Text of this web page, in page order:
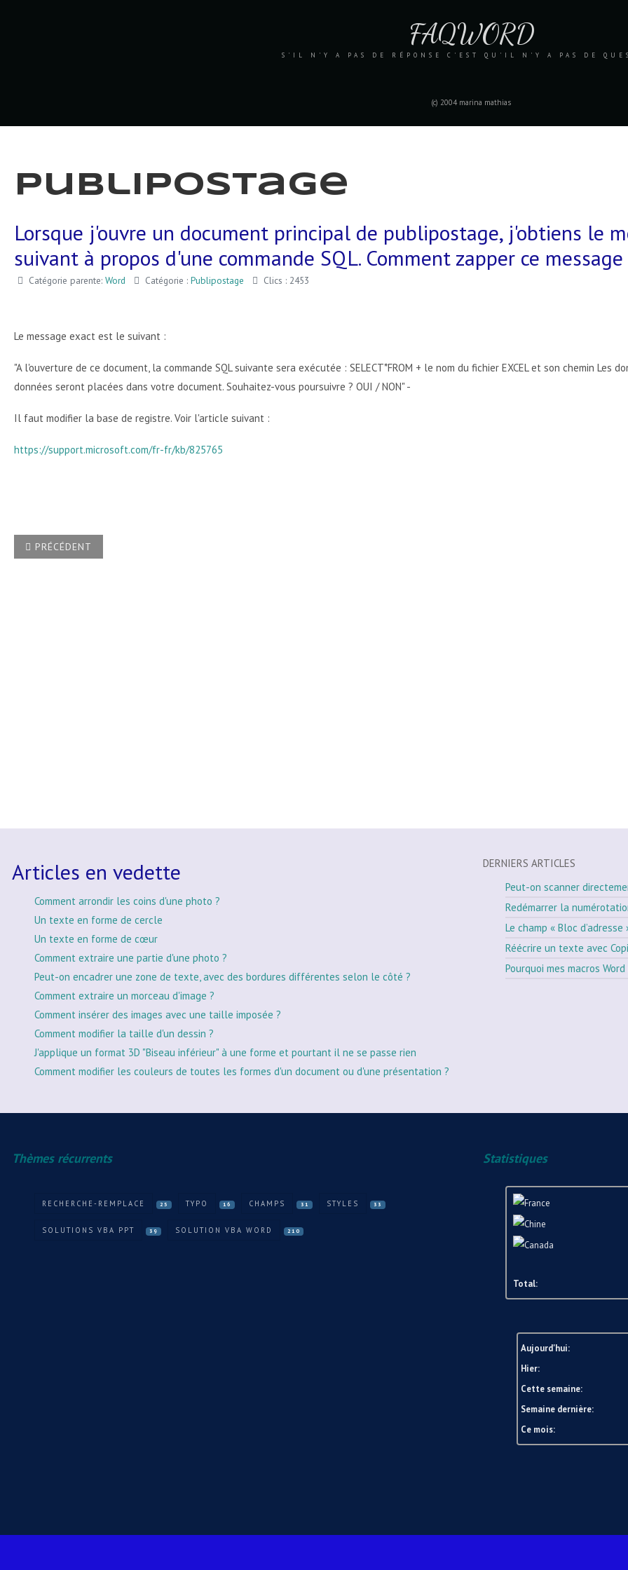
FAQWORD
S'IL N'Y A PAS DE RÉPONSE C'EST QU'IL N'Y A PAS DE
(c) 2004 marina mathias
Publipostage
Lorsque j'ouvre un document principal de publipostage, j'obtiens le
suivant à propos d'une commande SQL. Comment zapper ce message
Catégorie parente: Word Catégorie : Publipostage Clics : 2453
Le message exact est le suivant :
"A l'ouverture de ce document, la commande SQL suivante sera exécutée : SELECT*FROM + le nom du fichier EXCEL et son chemin Les
données seront placées dans votre document. Souhaitez-vous poursuivre ? OUI / NON" -
Il faut modifier la base de registre. Voir l'article suivant :
https://support.microsoft.com/fr-fr/kb/825765
ARTICLE PRÉCÉDENT : LORS D'UNE FUSION WORD//EXCEL, J'AIMERAIS QUE LE MONTANT D'UN CHAMP S'AFFICHE EN
PRÉCÉDENT
Articles en vedette
Comment arrondir les coins d'une photo ?
Un texte en forme de cercle
Un texte en forme de cœur
Comment extraire une partie d'une photo ?
Peut-on encadrer une zone de texte, avec des bordures différentes selon le côté ?
Comment extraire un morceau d'image ?
Comment insérer des images avec une taille imposée ?
Comment modifier la taille d'un dessin ?
J'applique un format 3D "Biseau inférieur" à une forme et pourtant il ne se passe rien
Comment modifier les couleurs de toutes les formes d'un document ou d'une présentation ?
DERNIERS ARTICLES
Peut-on scanner
Redémarrer la
Le champ « Bloc
Réécrire un texte avec
Pourquoi mes macros
Thèmes récurrents
RECHERCHE-REMPLACE 25 TYPO 16 CHAMPS 31 STYLES 33
SOLUTIONS VBA PPT 39 SOLUTION VBA WORD 210
Statistiques
Total:
Aujourd'hui:
Hier:
Cette semaine:
Semaine dernière:
Ce mois: